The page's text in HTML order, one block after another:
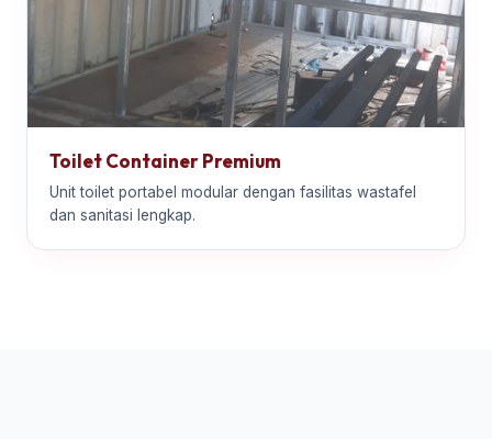
Toilet Container Premium
Unit toilet portabel modular dengan fasilitas wastafel
dan sanitasi lengkap.